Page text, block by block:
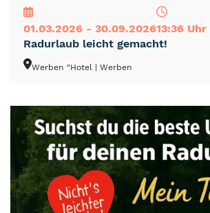
01.03.2026 - 30.09.202613:36 Uhr
Radurlaub leicht gemacht!
Werben "Hotel | Werben